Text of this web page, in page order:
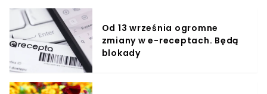
Od 13 września ogromne
zmiany w e-receptach. Będą
blokady